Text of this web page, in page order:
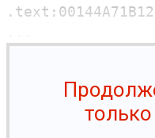
. text: 00144A71B12